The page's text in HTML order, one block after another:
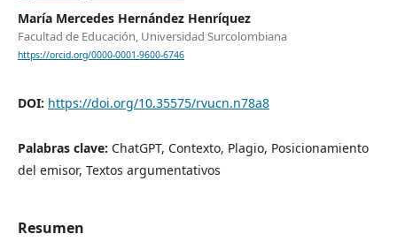
María Mercedes Hernández Henríquez
Facultad de Educación, Universidad Surcolombiana
https://orcid.org/0000-0001-9600-6746
DOI: https://doi.org/10.35575/rvucn.n78a8
Palabras clave: ChatGPT, Contexto, Plagio, Posicionamiento
del emisor, Textos argumentativos
Resumen